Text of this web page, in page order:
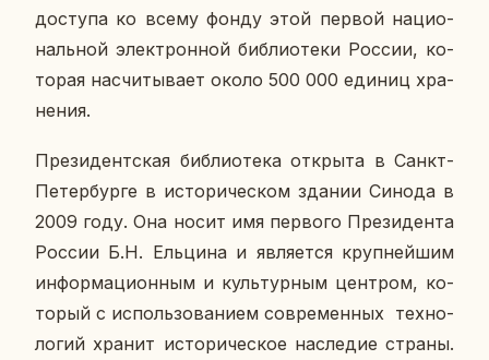
до­сту­па ко всему фонду этой первой на­ци­о­
наль­ной элек­трон­ной биб­лио­те­ки России, ко­
то­рая на­счи­ты­ва­ет около 500 000 единиц хра­
не­ния.
Пре­зи­дент­ская биб­лио­те­ка от­кры­та в Санкт-
Пе­тер­бур­ге в ис­то­ри­че­ском здании Синода в
2009 году. Она носит имя пер­во­го Пре­зи­ден­та
России Б.Н. Ель­ци­на и яв­ля­ет­ся круп­ней­шим
ин­фор­ма­ци­он­ным и куль­тур­ным цен­тром, ко­
то­рый с ис­поль­зо­ва­ни­ем со­вре­мен­ных тех­но­
ло­гий хранит ис­то­ри­че­ское на­сле­дие страны.